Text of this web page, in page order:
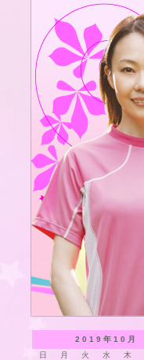
2019年10月
日
月 火 水 木